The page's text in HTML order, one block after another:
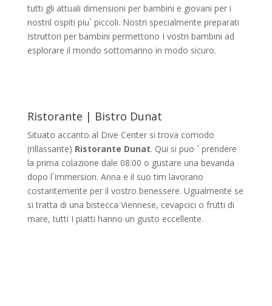
tutti gli attuali dimensioni per bambini e giovani per i
nostril ospiti piu` piccoli. Nostri specialmente preparati
Istruttori per bambini permettono I vostri bambini ad
esplorare il mondo sottomarino in modo sicuro.
Ristorante | Bistro Dunat
Situato accanto al Dive Center si trova comodo
(rillassante) Ristorante Dunat. Qui si puo ` prendere
la prima colazione dale 08:00 o gustare una bevanda
dopo l`immersion. Anna e il suo tim lavorano
costantemente per il vostro benessere. Ugualmente se
si tratta di una bistecca Viennese, cevapcici o frutti di
mare, tutti I piatti hanno un gusto eccellente.